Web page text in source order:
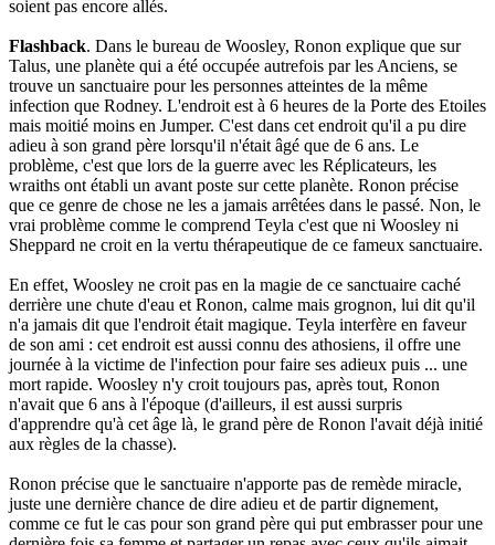
soient pas encore allés.
Flashback. Dans le bureau de Woosley, Ronon explique que sur
Talus, une planète qui a été occupée autrefois par les Anciens, se
trouve un sanctuaire pour les personnes atteintes de la même
infection que Rodney. L'endroit est à 6 heures de la Porte des Etoiles
mais moitié moins en Jumper. C'est dans cet endroit qu'il a pu dire
adieu à son grand père lorsqu'il n'était âgé que de 6 ans. Le
problème, c'est que lors de la guerre avec les Réplicateurs, les
wraiths ont établi un avant poste sur cette planète. Ronon précise
que ce genre de chose ne les a jamais arrêtées dans le passé. Non, le
vrai problème comme le comprend Teyla c'est que ni Woosley ni
Sheppard ne croit en la vertu thérapeutique de ce fameux sanctuaire.
En effet, Woosley ne croit pas en la magie de ce sanctuaire caché
derrière une chute d'eau et Ronon, calme mais grognon, lui dit qu'il
n'a jamais dit que l'endroit était magique. Teyla interfère en faveur
de son ami : cet endroit est aussi connu des athosiens, il offre une
journée à la victime de l'infection pour faire ses adieux puis ... une
mort rapide. Woosley n'y croit toujours pas, après tout, Ronon
n'avait que 6 ans à l'époque (d'ailleurs, il est aussi surpris
d'apprendre qu'à cet âge là, le grand père de Ronon l'avait déjà initié
aux règles de la chasse).
Ronon précise que le sanctuaire n'apporte pas de remède miracle,
juste une dernière chance de dire adieu et de partir dignement,
comme ce fut le cas pour son grand père qui put embrasser pour une